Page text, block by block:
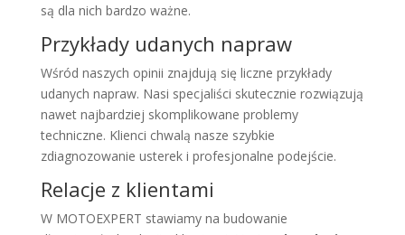
są dla nich bardzo ważne.
Przykłady udanych napraw
Wśród naszych opinii znajdują się liczne przykłady
udanych napraw. Nasi specjaliści skutecznie rozwiązują
nawet najbardziej skomplikowane problemy
techniczne. Klienci chwalą nasze szybkie
zdiagnozowanie usterek i profesjonalne podejście.
Relacje z klientami
W MOTOEXPERT stawiamy na budowanie